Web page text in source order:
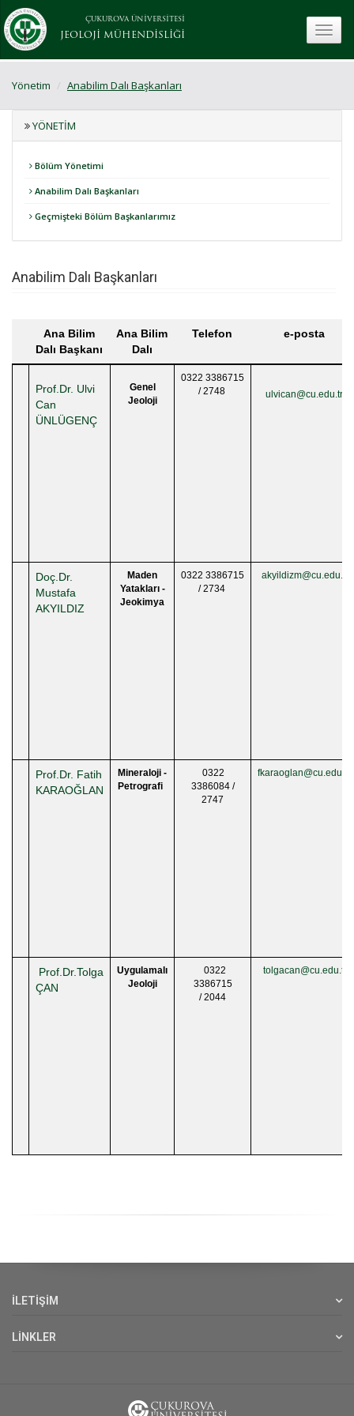
ÇUKUROVA ÜNİVERSİTESİ
JEOLOJİ MÜHENDİSLİĞİ
Yönetim Anabilim Dalı Başkanları
YÖNETIM
Bölüm Yönetimi
Anabilim Dalı Başkanları
Geçmişteki Bölüm Başkanlarımız
Anabilim Dalı Başkanları
Ana Bilim
Dalı Başkanı
Ana Bilim
Dalı
Telefon e-posta
Prof.Dr. Ulvi
Can
ÜNLÜGENÇ
Genel
Jeoloji
0322 3386715
/ 2748
ulvican@cu.edu.tr
Doç.Dr.
Mustafa
AKYILDIZ
Maden
Yatakları -
Jeokimya
0322 3386715
/ 2734
akyildizm@cu.edu.tr
Prof.Dr. Fatih
KARAOĞLAN
Mineraloji -
Petrografi
0322
3386084 /
2747
fkaraoglan@cu.edu.tr
Prof.Dr.Tolga
ÇAN
Uygulamalı
Jeoloji
0322
3386715
/ 2044
tolgacan@cu.edu.tr
İLETİŞİM
LİNKLER